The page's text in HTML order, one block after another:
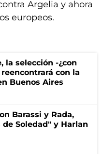
Argelia y ahora
europeos.
la selección -¿con
reencontrará con la
Buenos Aires
Barassi y Rada,
de Soledad" y Harlan